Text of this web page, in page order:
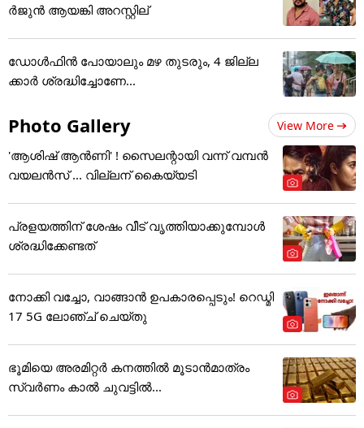
ര്‍ജുന്‍ ആയങ്കി അറസ്റ്റില്
ഡോൾഫിൻ പോയാലും മഴ തുടരും, 4 ജില്ല
ക്കാർ ശ്രദ്ധിച്ചോണേ...
Photo Gallery View More
'ആശിഷ് ആൻണി' ! സൈലന്റായി വന്ന് വമ്പൻ
വയലൻസ് ... വില്ലന് കൈയ്യടി
പ്രളയത്തിന് ശേഷം വീട് വൃത്തിയാക്കുമ്പോൾ
ശ്രദ്ധിക്കേണ്ടത്
നോക്കി വച്ചോ, വാങ്ങാൻ ഉപകാരപ്പെടും! റെഡ്മി
17 5G ലോഞ്ച് ചെയ്തു
ഭൂമിയെ അരമിറ്റർ കനത്തിൽ മൂടാൻമാത്രം
സ്വർണം കാൽ ചുവട്ടിൽ...